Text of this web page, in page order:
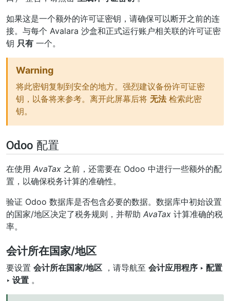
如果这是一个额外的许可证密钥，请确保可以断开之前的连
接。与每个 Avalara 沙盒和正式运行账户相关联的许可证密
钥 只有 一个。
Warning
将此密钥复制到安全的地方。强烈建议备份许可证密
钥，以备将来参考。离开此屏幕后将 无法检索此密
钥。
Odoo 配置
在使用 AvaTax 之前，还需要在 Odoo 中进行一些额外的配
置，以确保税务计算的准确性。
验证 Odoo 数据库是否包含必要的数据。数据库中初始设置
的国家/地区决定了税务规则，并帮助 AvaTax 计算准确的税
率。
会计所在国家/地区
要设置 会计所在国家/地区 ，请导航至 会计应用程序 ‣ 配置
‣ 设置 。